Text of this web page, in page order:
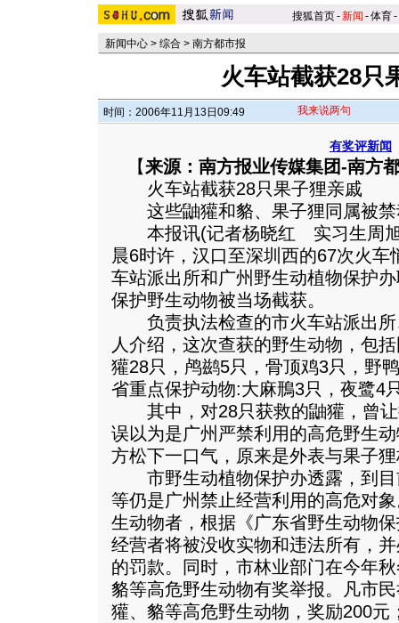
搜狐首页-新闻 -体育-
新闻中心 > 综合 > 南方都市报
火车站截获28只
时间：2006年11月13日09:49 我来说两句
有奖评新闻
【来源：南方报业传媒集团-南方
火车站截获28只果子狸亲戚
这些鼬獾和貉、果子狸同属被禁
本报讯(记者杨晓红 实习生周
晨6时许，汉口至深圳西的67次火车
车站派出所和广州野生动植物保护
保护野生动物被当场截获。
负责执法检查的市火车站派出所
人介绍，这次查获的野生动物，包
獾28只，鸬鹚5只，骨顶鸡3只，野
省重点保护动物:大麻鳽3只，夜鹭4
其中，对28只获救的鼬獾，曾让
误以为是广州严禁利用的高危野生
方松下一口气，原来是外表与果子
市野生动植物保护办透露，到目
等仍是广州禁止经营利用的高危对
生动物者，根据《广东省野生动物
经营者将被没收实物和违法所有，
的罚款。同时，市林业部门在今年
貉等高危野生动物有奖举报。凡市
獾、貉等高危野生动物，奖励200元